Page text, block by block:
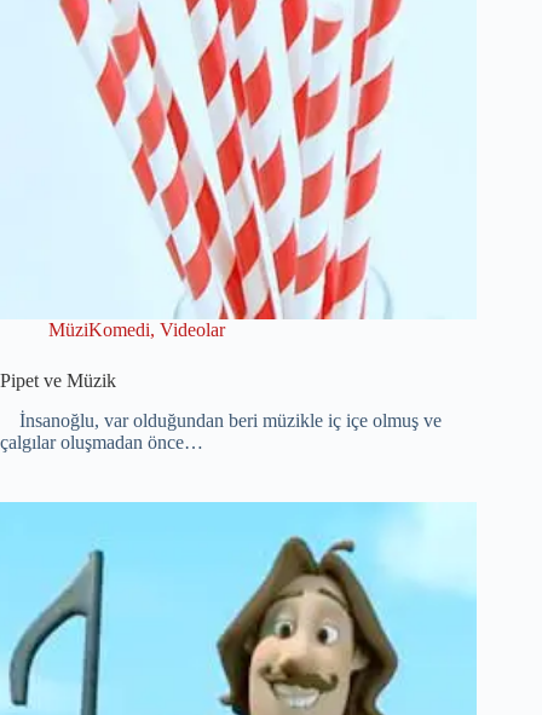
MüziKomedi, Videolar
Pipet ve Müzik
İnsanoğlu, var olduğundan beri müzikle iç içe olmuş ve
çalgılar oluşmadan önce…